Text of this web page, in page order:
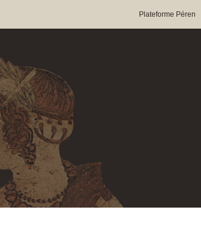
Plateforme Péren